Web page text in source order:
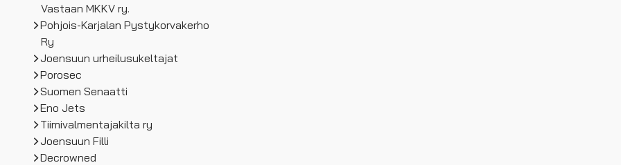
Vastaan MKKV ry.
Pohjois-Karjalan Pystykorvakerho
Ry
Joensuun urheilusukeltajat
Porosec
Suomen Senaatti
Eno Jets
Tiimivalmentajakilta ry
Joensuun Filli
Decrowned